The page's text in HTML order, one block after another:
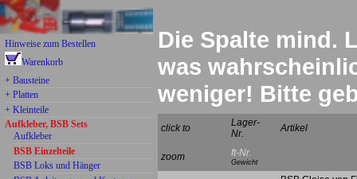
Hinweise zum Bestellen
Warenkorb
+ Bausteine
+ Platten
+ Kleinteile
Aufkleber, BSB Sets
Aufkleber
BSB Einzelteile
BSB Loks und Hänger
Die Spalte mind.
was
weniger! Bitte
click to
Lager-
Nr.
Artikel
zoom ft-Nr.
Gewicht